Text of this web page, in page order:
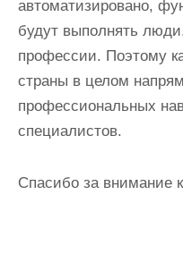
автоматизировано,
будут выполнять
профессии. Поэтому
страны в целом
профессиональных
специалистов.
Спасибо за внимание